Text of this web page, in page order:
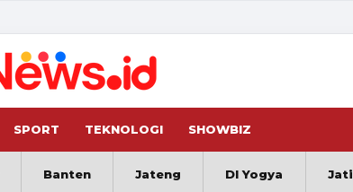
SPORT TEKNOLOGI SHOWBIZ
Banten Jateng DI Yogya